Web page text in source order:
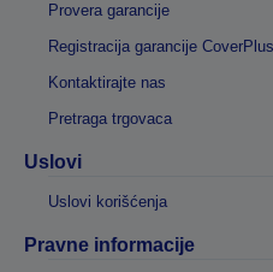
Provera garancije
Registracija garancije CoverPlus
Kontaktirajte nas
Pretraga trgovaca
Uslovi
Uslovi korišćenja
Pravne informacije